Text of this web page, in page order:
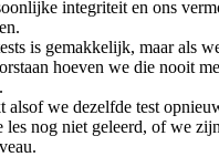
integriteit en ons
is gemakkelijk, maar als
hoeven we die nooit
.
alsof we dezelfde test
les nog niet geleerd, of we